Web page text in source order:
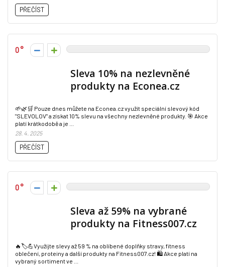
PŘEČÍST
0
Sleva 10% na nezlevněné
produkty na Econea.cz
🌱🌿🛒 Pouze dnes můžete na Econea.cz využít speciální slevový kód
"SLEVOLOV" a získat 10% slevu na všechny nezlevněné produkty. 🎯 Akce
platí krátkodobě a je ...
28. 4. 2025
PŘEČÍST
0
Sleva až 59% na vybrané
produkty na Fitness007.cz
🔥🏷️💪Využijte slevy až 59 % na oblíbené doplňky stravy, fitness
oblečení, proteiny a další produkty na Fitness007.cz! 🛍️ Akce platí na
vybraný sortiment ve ...